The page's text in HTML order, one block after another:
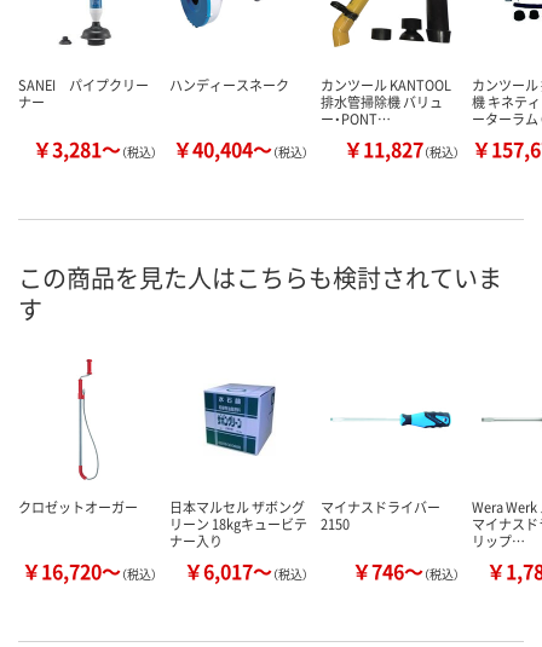
SANEI パイプクリー
ナー
￥3,281～（税込）
ハンディースネーク
￥40,404～（税込）
カンツール KANTOOL
排水管掃除機 バリュ
ー・PONT…
￥11,827（税込）
カンツー
機 キネテ
ーターラ
￥
この商品を見た人はこちらも検討されていま
す
クロゼットオーガー
￥16,720～（税込）
日本マルセル ザボング
リーン 18kgキュービテ
ナー入り
￥6,017～（税込）
マイナスドライバー
2150
￥746～（税込）
Wera Werk
マイナス
リップ…
￥